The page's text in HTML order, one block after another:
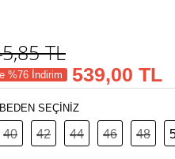
TL
%76 İndirim 539,00 TL
SEÇİNİZ
40 42 44 46 48